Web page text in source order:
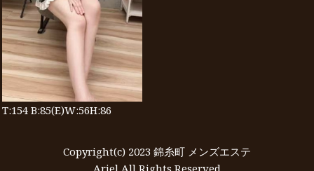
T:154 B:85(E)W:56H:86
Copyright(c) 2023 錦糸町 メンズエステ
Ariel All Rights Reserved